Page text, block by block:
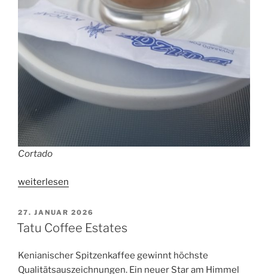
Cortado
„Palma
Mallorcas
beste
weiterlesen
VERÖFFENTLICHT
AM
27. JANUAR 2026
Tatu Coffee Estates
Kenianischer Spitzenkaffee gewinnt höchste
Qualitätsauszeichnungen. Ein neuer Star am Himmel